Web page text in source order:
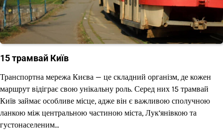
15 трамвай Київ
Транспортна мережа Києва — це складний організм, де кожен
маршрут відіграє свою унікальну роль. Серед них 15 трамвай
Київ займає особливе місце, адже він є важливою сполучною
ланкою між центральною частиною міста, Лук’янівкою та
густонаселеним…